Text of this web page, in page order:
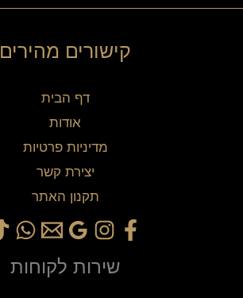
קישורים מהירים
דף הבית
אודות
מדיניות פרטיות
יצירת קשר
תקנון האתר
שירות לקוחות